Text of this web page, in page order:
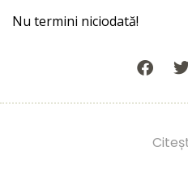
Nu termini niciodată!